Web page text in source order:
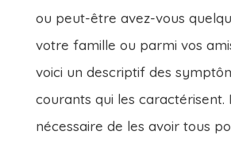
ou peut-être avez-vous
votre famille ou parmi vos
voici un descriptif des
courants qui les caractérisent.
nécessaire de les avoir tous